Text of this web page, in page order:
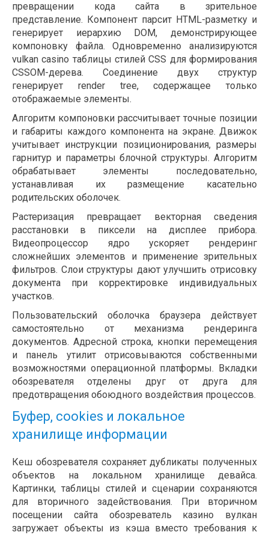
превращении кода сайта в зрительное
представление. Компонент парсит HTML-разметку и
генерирует иерархию DOM, демонстрирующее
компоновку файла. Одновременно анализируются
vulkan casino таблицы стилей CSS для формирования
CSSOM-дерева. Соединение двух структур
генерирует render tree, содержащее только
отображаемые элементы.
Алгоритм компоновки рассчитывает точные позиции
и габариты каждого компонента на экране. Движок
учитывает инструкции позиционирования, размеры
гарнитур и параметры блочной структуры. Алгоритм
обрабатывает элементы последовательно,
устанавливая их размещение касательно
родительских оболочек.
Растеризация превращает векторная сведения
расстановки в пиксели на дисплее прибора.
Видеопроцессор ядро ускоряет рендеринг
сложнейших элементов и применение зрительных
фильтров. Слои структуры дают улучшить отрисовку
документа при корректировке индивидуальных
участков.
Пользовательский оболочка браузера действует
самостоятельно от механизма рендеринга
документов. Адресной строка, кнопки перемещения
и панель утилит отрисовываются собственными
возможностями операционной платформы. Вкладки
обозревателя отделены друг от друга для
предотвращения обоюдного воздействия процессов.
Буфер, cookies и локальное
хранилище информации
Кеш обозревателя сохраняет дубликаты полученных
объектов на локальном хранилище девайса.
Картинки, таблицы стилей и сценарии сохраняются
для вторичного задействования. При вторичном
посещении сайта обозреватель казино вулкан
загружает объекты из кэша вместо требования к